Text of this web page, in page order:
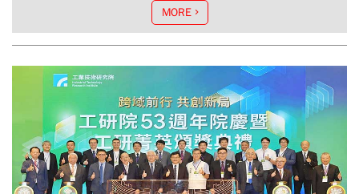
國家韌性，奠定重要基礎。MORE